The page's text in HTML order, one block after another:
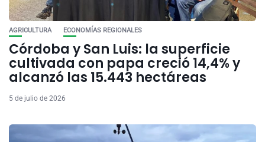
AGRICULTURA ECONOMÍAS REGIONALES
Córdoba y San Luis: la superficie
cultivada con papa creció 14,4% y
alcanzó las 15.443 hectáreas
5 de julio de 2026